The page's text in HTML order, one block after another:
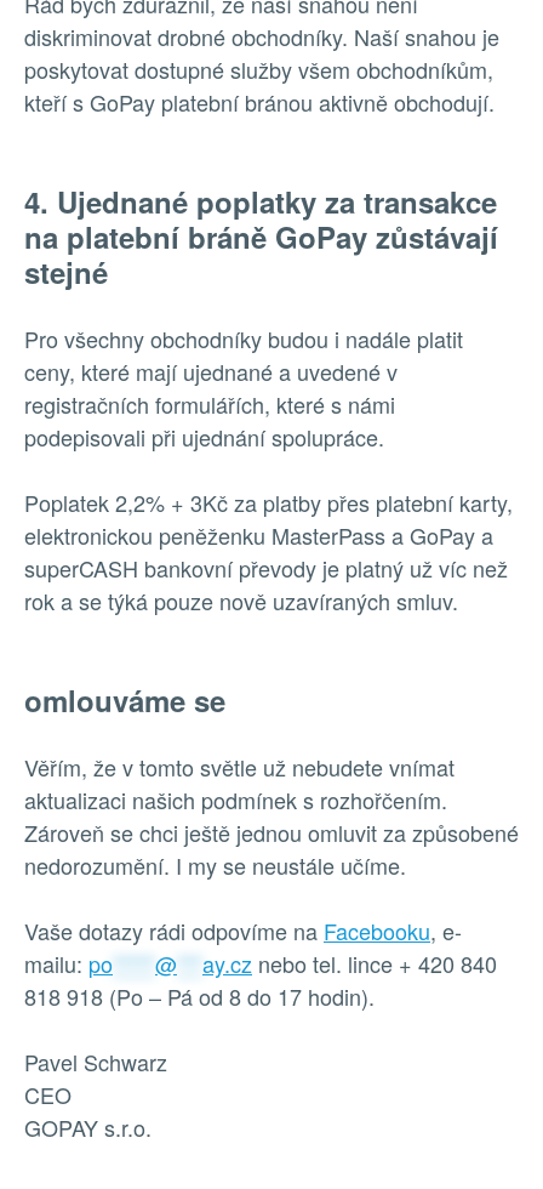
diskriminovat drobné obchodníky. Naší snahou je
poskytovat dostupné služby všem obchodníkům,
kteří s GoPay platební bránou aktivně obchodují.
4. Ujednané poplatky za transakce
na platební bráně GoPay zůstávají
stejné
Pro všechny obchodníky budou i nadále platit
ceny, které mají ujednané a uvedené v
registračních formulářích, které s námi
podepisovali při ujednání spolupráce.
Poplatek 2,2% + 3Kč za platby přes platební karty,
elektronickou peněženku MasterPass a GoPay a
superCASH bankovní převody je platný už víc než
rok a se týká pouze nově uzavíraných smluv.
omlouváme se
Věřím, že v tomto světle už nebudete vnímat
aktualizaci našich podmínek s rozhořčením.
Zároveň se chci ještě jednou omluvit za způsobené
nedorozumění. I my se neustále učíme.
Vaše dotazy rádi odpovíme na Facebooku, e-
mailu: po @ ay.cz nebo tel. lince + 420 840
818 918 (Po – Pá od 8 do 17 hodin).
Pavel Schwarz
CEO
GOPAY s.r.o.